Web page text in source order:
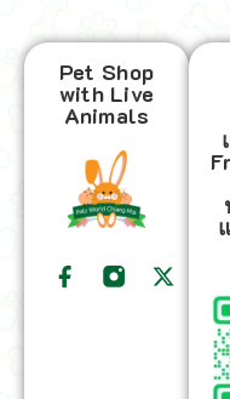
Pet Shop
with Live
Animals